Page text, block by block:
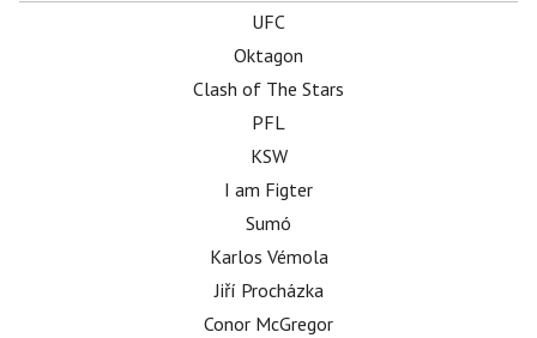
UFC
Oktagon
Clash of The Stars
PFL
KSW
I am Figter
Sumó
Karlos Vémola
Jiří Procházka
Conor McGregor